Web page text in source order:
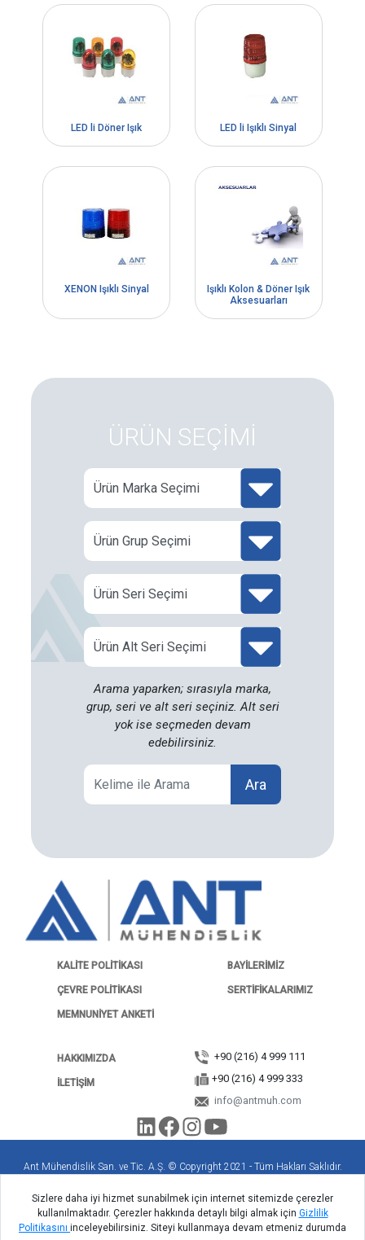
LED li Döner Işık LED li Işıklı Sinyal
XENON Işıklı Sinyal
Işıklı Kolon & Döner Işık
Aksesuarları
ÜRÜN SEÇİMİ
Arama yaparken; sırasıyla marka,
grup, seri ve alt seri seçiniz. Alt seri
yok ise seçmeden devam
edebilirsiniz.
Ara
KALITE POLITIKASI
ÇEVRE POLITIKASI
MEMNUNIYET ANKETI
BAYILERIMIZ
SERTIFIKALARIMIZ
HAKKIMIZDA
ILETIŞIM
+90 (216) 4 999 111
+90 (216) 4 999 333
info@antmuh.com
Ant Mühendislik San. ve Tic. A.Ş. © Copyright 2021 - Tüm Hakları Saklıdır.
Yasal Yükümlülükler KVKK
Sizlere daha iyi hizmet sunabilmek için internet sitemizde çerezler
kullanılmaktadır. Çerezler hakkında detaylı bilgi almak için Gizlilik
Politikasını inceleyebilirsiniz. Siteyi kullanmaya devam etmeniz durumda